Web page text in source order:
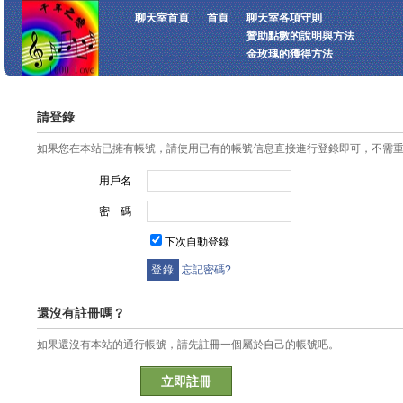
聊天室首頁 首頁
聊天室各項守則
贊助點數的說明與方法
金玫瑰的獲得方法
請登錄
如果您在本站已擁有帳號，請使用已有的帳號信息直接進行登錄即可，不需
用戶名
密 碼
下次自動登錄
忘記密碼?
還沒有註冊嗎？
如果還沒有本站的通行帳號，請先註冊一個屬於自己的帳號吧。
立即註冊